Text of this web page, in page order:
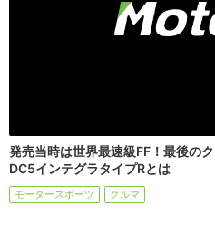
発売当時は世界最速級FF！最後の
DC5インテグラタイプRとは
モータースポーツ クルマ